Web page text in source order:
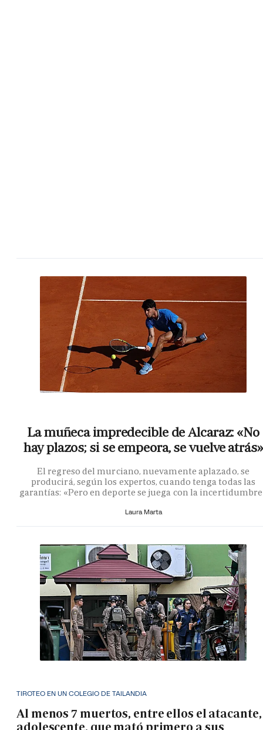
La muñeca impredecible de Alcaraz: «No
hay plazos; si se empeora, se vuelve atrás»
El regreso del murciano, nuevamente aplazado, se
producirá, según los expertos, cuando tenga todas las
garantías: «Pero en deporte se juega con la
Laura Marta
TIROTEO EN UN COLEGIO DE TAILANDIA
Al menos 7 muertos, entre ellos el atacante,